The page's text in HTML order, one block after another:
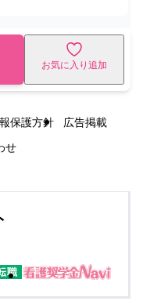
お気に入り追加
保護方針
広告掲載
せ